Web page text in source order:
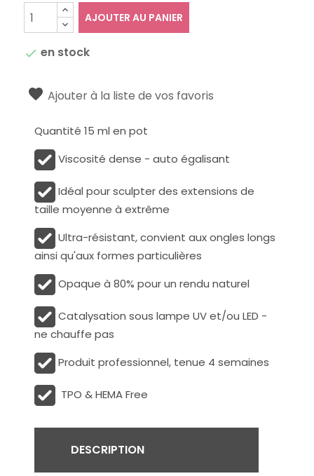
AJOUTER AU PANIER
 en stock
Ajouter à la liste de vos favoris
Quantité 15 ml en pot
Viscosité dense - auto égalisant
Idéal pour sculpter des extensions de
taille moyenne à extrême
Ultra-résistant, convient aux ongles longs
ainsi qu'aux formes particulières
Opaque à 80% pour un rendu naturel
Catalysation sous lampe UV et/ou LED -
ne chauffe pas
Produit professionnel, tenue 4 semaines
TPO & HEMA Free
DESCRIPTION